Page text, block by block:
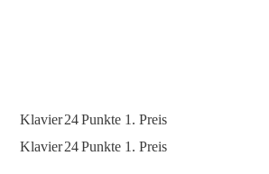
Klavier24Punkte 1. Preis
Klavier24Punkte 1. Preis